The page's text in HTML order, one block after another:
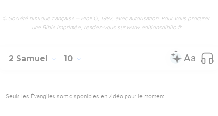
© Société biblique française – Bibli’O, 1997, avec autorisation. Pour vous procurer
une Bible imprimée, rendez-vous sur www.editionsbiblio.fr
2 Samuel 10
Seuls les Évangiles sont disponibles en vidéo pour le moment.